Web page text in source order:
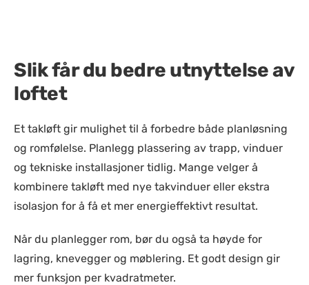
Slik får du bedre utnyttelse av
loftet
Et takløft gir mulighet til å forbedre både planløsning
og romfølelse. Planlegg plassering av trapp, vinduer
og tekniske installasjoner tidlig. Mange velger å
kombinere takløft med nye takvinduer eller ekstra
isolasjon for å få et mer energieffektivt resultat.
Når du planlegger rom, bør du også ta høyde for
lagring, knevegger og møblering. Et godt design gir
mer funksjon per kvadratmeter.